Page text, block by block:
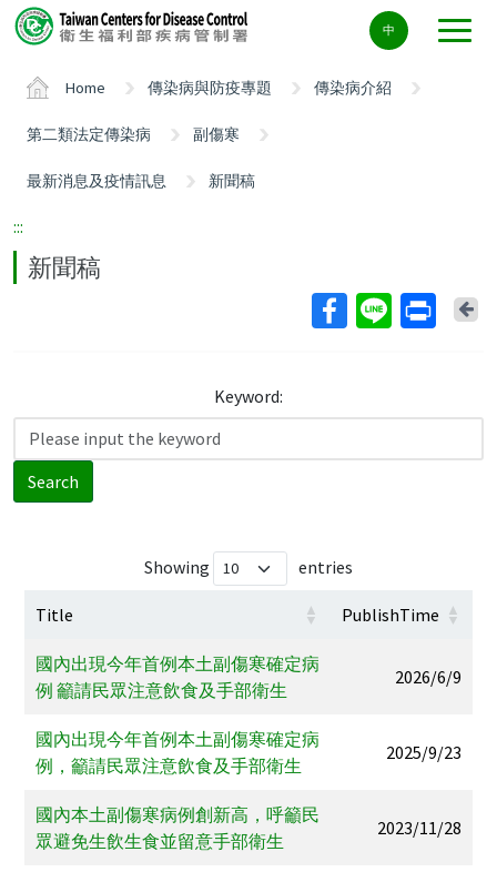
Center
block
中
Home 傳染病與防疫專題 傳染病介紹
第二類法定傳染病 副傷寒
最新消息及疫情訊息 新聞稿
:::
新聞稿
Keyword:
Search
Showing entries
Title PublishTime
國內出現今年首例本土副傷寒確定病
例 籲請民眾注意飲食及手部衛生
2026/6/9
國內出現今年首例本土副傷寒確定病
例，籲請民眾注意飲食及手部衛生
2025/9/23
國內本土副傷寒病例創新高，呼籲民
眾避免生飲生食並留意手部衛生
2023/11/28